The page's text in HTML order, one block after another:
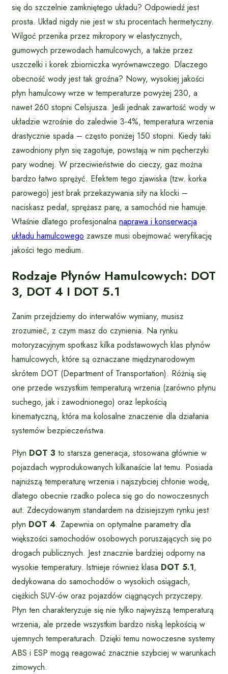
się do szczelnie zamkniętego układu? Odpowiedź jest
prosta. Układ nigdy nie jest w stu procentach hermetyczny.
Wilgoć przenika przez mikropory w elastycznych,
gumowych przewodach hamulcowych, a także przez
uszczelki i korek zbiorniczka wyrównawczego. Dlaczego
obecność wody jest tak groźna? Nowy, wysokiej jakości
płyn hamulcowy wrze w temperaturze powyżej 230, a
nawet 260 stopni Celsjusza. Jeśli jednak zawartość wody w
układzie wzrośnie do zaledwie 3-4%, temperatura wrzenia
drastycznie spada – często poniżej 150 stopni. Kiedy taki
zawodniony płyn się zagotuje, powstają w nim pęcherzyki
pary wodnej. W przeciwieństwie do cieczy, gaz można
bardzo łatwo sprężyć. Efektem tego zjawiska (tzw. korka
parowego) jest brak przekazywania siły na klocki –
naciskasz pedał, sprężasz parę, a samochód nie hamuje.
Właśnie dlatego profesjonalna naprawa i konserwacja
układu hamulcowego zawsze musi obejmować weryfikację
jakości tego medium.
Rodzaje Płynów Hamulcowych: DOT
3, DOT 4 I DOT 5.1
Zanim przejdziemy do interwałów wymiany, musisz
zrozumieć, z czym masz do czynienia. Na rynku
motoryzacyjnym spotkasz kilka podstawowych klas płynów
hamulcowych, które są oznaczane międzynarodowym
skrótem DOT (Department of Transportation). Różnią się
one przede wszystkim temperaturą wrzenia (zarówno płynu
suchego, jak i zawodnionego) oraz lepkością
kinematyczną, która ma kolosalne znaczenie dla działania
systemów bezpieczeństwa.
Płyn DOT 3 to starsza generacja, stosowana głównie w
pojazdach wyprodukowanych kilkanaście lat temu. Posiada
najniższą temperaturę wrzenia i najszybciej chłonie wodę,
dlatego obecnie rzadko poleca się go do nowoczesnych
aut. Zdecydowanym standardem na dzisiejszym rynku jest
płyn DOT 4. Zapewnia on optymalne parametry dla
większości samochodów osobowych poruszających się po
drogach publicznych. Jest znacznie bardziej odporny na
wysokie temperatury. Istnieje również klasa DOT 5.1,
dedykowana do samochodów o wysokich osiągach,
ciężkich SUV-ów oraz pojazdów ciągnących przyczepy.
Płyn ten charakteryzuje się nie tylko najwyższą temperaturą
wrzenia, ale przede wszystkim bardzo niską lepkością w
ujemnych temperaturach. Dzięki temu nowoczesne systemy
ABS i ESP mogą reagować znacznie szybciej w warunkach
zimowych.